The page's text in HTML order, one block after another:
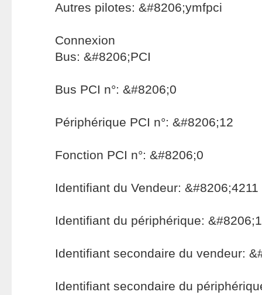
Autres pilotes: &#8206;ymfpci
Connexion
Bus: &#8206;PCI
Bus PCI n°: &#8206;0
Périphérique PCI n°: &#8206;12
Fonction PCI n°: &#8206;0
Identifiant du Vendeur: &#8206;4211
Identifiant du périphérique:
Identifiant secondaire du vendeur:
Identifiant secondaire du